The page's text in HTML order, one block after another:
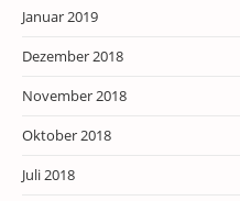
Januar 2019
Dezember 2018
November 2018
Oktober 2018
Juli 2018